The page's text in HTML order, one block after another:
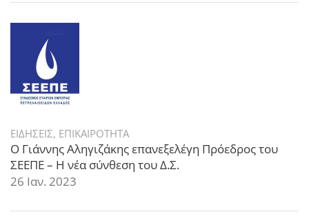
ΕΙΔΗΣΕΙΣ, ΕΠΙΚΑΙΡΟΤΗΤΑ
Ο Γιάννης Αληγιζάκης επανεξελέγη Πρόεδρος του
ΣΕΕΠΕ – Η νέα σύνθεση του Δ.Σ.
26 Ιαν. 2023